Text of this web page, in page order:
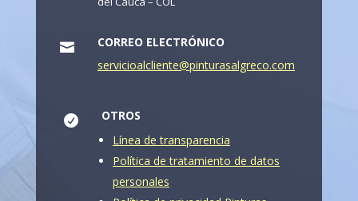

CORREO ELECTRÓNICO
servicioalcliente@pinturasalgreco.com

OTROS
Línea de transparencia
Política de tratamiento de datos
personales